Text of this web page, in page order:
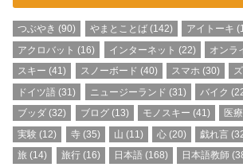
つぶやき (90) やまとことば(142) アイトーキ
アクロバット (16) インターネット (22) オンラ
スキー (41) スノーボード (40) スマホ (30)
ドイツ語 (31) ニュージーランド (31) バイク
ブッダ (32) ブログ(13) モノスキー (41) 医療
実験 (12) 寺(35) 山 (11) 心 (20) 戯れ言
旅 (14) 旅行(16) 日本語 (168) 日本語教師